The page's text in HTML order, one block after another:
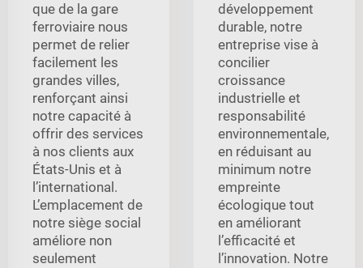
que de la gare
ferroviaire nous
permet de relier
facilement les
grandes villes,
renforçant ainsi
notre capacité à
offrir des services
à nos clients aux
États-Unis et à
l’international.
L’emplacement de
notre siège social
améliore non
seulement
développement
durable, notre
entreprise vise à
concilier
croissance
industrielle et
responsabilité
environnementale,
en réduisant au
minimum notre
empreinte
écologique tout
en améliorant
l’efficacité et
l’innovation. Notre